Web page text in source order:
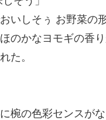
いしそぅ お野菜の
のかなヨモギの香
た。
椀の色彩センスが